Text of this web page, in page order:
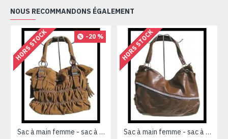
NOUS RECOMMANDONS ÉGALEMENT
-20 %
HORS STOCK
Sac à main femme - sac à main Caramel
HORS STOCK
Sac à main femme - sac à main Marron